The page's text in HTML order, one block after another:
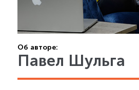
Об авторе:
Павел Шульга